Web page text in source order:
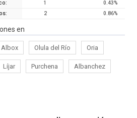
1 0.43%
2 0.86%
en
Albox Olula del Río Oria
Líjar Purchena Albanchez